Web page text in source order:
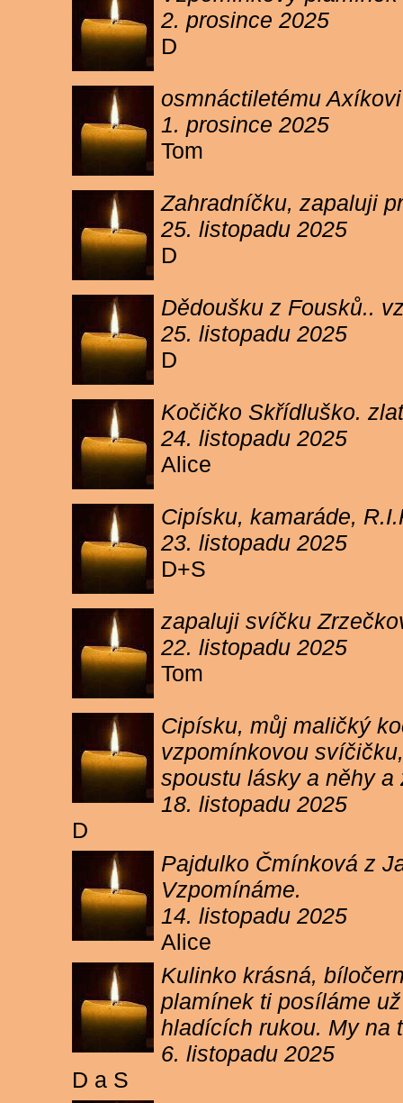
2. prosince 2025
D
osmnáctiletému
1. prosince 2025
Tom
Zahradníčku, zapaluji
25. listopadu 2025
D
Dědoušku z Fousků..
25. listopadu 2025
D
Kočičko Skřídluško.
24. listopadu 2025
Alice
Cipísku, kamaráde,
23. listopadu 2025
D+S
zapaluji svíčku
22. listopadu 2025
Tom
Cipísku, můj maličký
vzpomínkovou
spoustu lásky a něhy
18. listopadu 2025
D
Pajdulko Čmínková z
Vzpomínáme.
14. listopadu 2025
Alice
Kulinko krásná,
plamínek ti posíláme
hladících rukou. My na
6. listopadu 2025
D a S